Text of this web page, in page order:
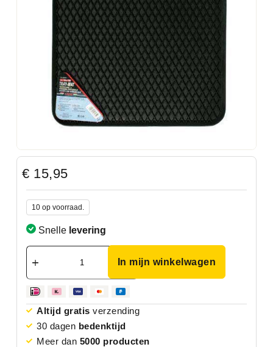
€ 15,95
10 op voorraad.
Snelle levering
In mijn winkelwagen
Altijd gratis verzending
30 dagen bedenktijd
Meer dan 5000 producten